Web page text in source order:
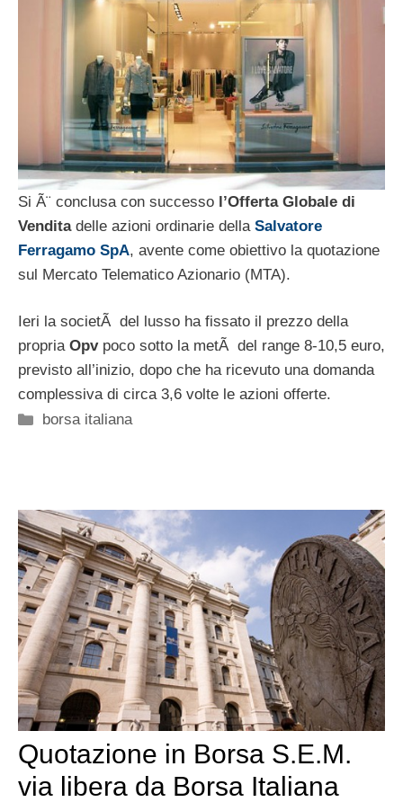
Si Ã¨ conclusa con successo l’Offerta Globale di
Venditadelle azioni ordinarie della Salvatore
Ferragamo SpA, avente come obiettivo la quotazione
sul Mercato Telematico Azionario (MTA).
Ieri la societÃ del lusso ha fissato il prezzo della
propria Opvpoco sotto la metÃ del range 8-10,5 euro,
previsto all’inizio, dopo che ha ricevuto una domanda
complessiva di circa 3,6 volte le azioni offerte.
Categorie
borsa italiana
Quotazione in Borsa S.E.M.
via libera da Borsa Italiana